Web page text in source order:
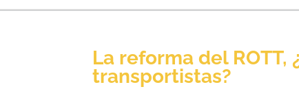
La reforma del ROTT,
transportistas?